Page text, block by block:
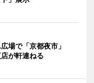
場で「京都夜市」
が軒連ねる